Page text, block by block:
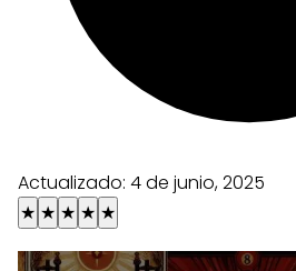
Actualizado: 4 de junio, 2025
★ ★ ★ ★ ★